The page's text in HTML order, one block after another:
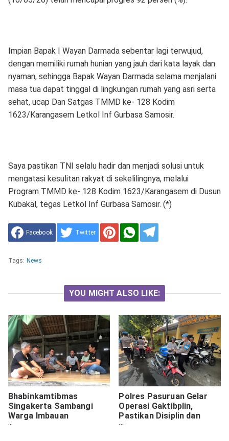
Impian Bapak I Wayan Darmada sebentar lagi terwujud,
dengan memiliki rumah hunian yang jauh dari kata layak dan
nyaman, sehingga Bapak Wayan Darmada selama menjalani
masa tua dapat tinggal di lingkungan rumah yang asri serta
sehat, ucap Dan Satgas TMMD ke- 128 Kodim
1623/Karangasem Letkol Inf Gurbasa Samosir.
Saya pastikan TNI selalu hadir dan menjadi solusi untuk
mengatasi kesulitan rakyat di sekelilingnya, melalui
Program TMMD ke- 128 Kodim 1623/Karangasem di Dusun
Kubakal, tegas Letkol Inf Gurbasa Samosir. (*)
Facebook Twitter
Tags: News
YOU MIGHT ALSO LIKE:
Bhabinkamtibmas
Singakerta Sambangi
Warga Imbauan
Kamtibmas dan Waspada
Polres Pasuruan Gelar
Operasi Gaktibplin,
Pastikan Disiplin dan
Integritas Anggota